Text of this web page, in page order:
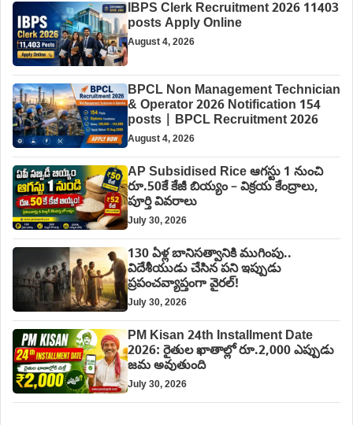
IBPS Clerk Recruitment 2026 11403
posts Apply Online
August 4, 2026
BPCL Non Management Technician
& Operator 2026 Notification 154
posts | BPCL Recruitment 2026
August 4, 2026
AP Subsidised Rice ఆగస్టు 1 నుంచి
రూ.50కే కేజీ బియ్యం – విక్రయ కేంద్రాలు,
పూర్తి వివరాలు
July 30, 2026
130 ఏళ్ల బానిసత్వానికి ముగింపు..
విదేశీయుడు చేసిన పని ఇప్పుడు
ప్రపంచవ్యాప్తంగా వైరల్!
July 30, 2026
PM Kisan 24th Installment Date
2026: రైతుల ఖాతాల్లో రూ.2,000 ఎప్పుడు
జమ అవుతుంది
July 30, 2026